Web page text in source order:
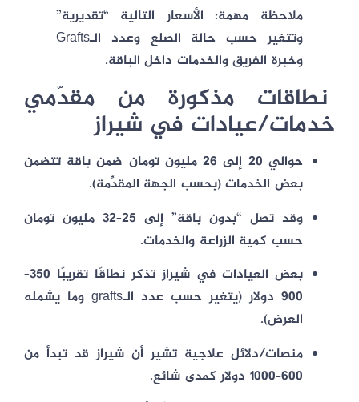
ملاحظة مهمة:الأسعار التالية “تقديرية”
وتتغير حسب حالة الصلع وعدد الـGrafts
وخبرة الفريق والخدمات داخل الباقة.
نطاقات مذكورة من مقدّمي
خدمات/عيادات في شيراز
حوالي 20 إلى 26 مليون تومان
ضمن باقة تتضمن
بعض الخدمات (بحسب الجهة المقدِّمة).
وقد تصل “بدون باقة” إلى 25–32 مليون تومان
حسب كمية الزراعة والخدمات.
بعض العيادات في شيراز تذكر نطاقًا
تقريبًا 350–
900 دولار
(يتغير حسب عدد الـgrafts وما يشمله
العرض).
منصات/دلائل علاجية تشير أن شيراز قد تبدأ من
600–1000 دولار
كمدى شائع.